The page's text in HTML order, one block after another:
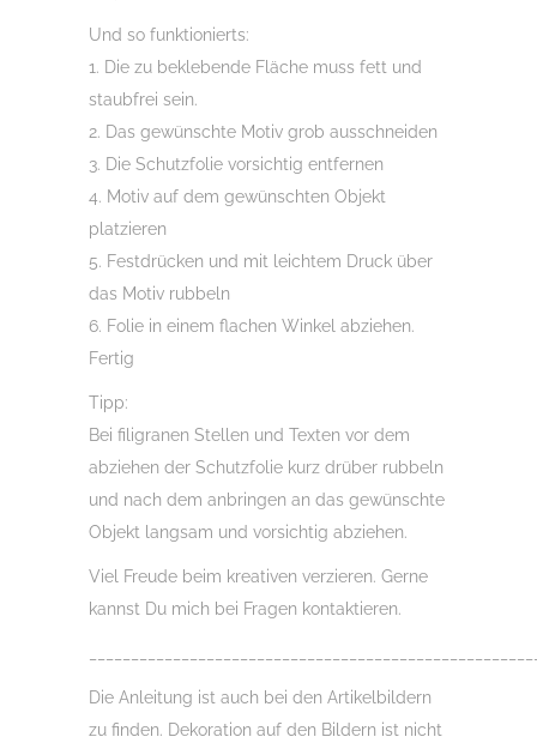
Und so funktionierts:
1. Die zu beklebende Fläche muss fett und
staubfrei sein.
2. Das gewünschte Motiv grob ausschneiden
3. Die Schutzfolie vorsichtig entfernen
4. Motiv auf dem gewünschten Objekt
platzieren
5. Festdrücken und mit leichtem Druck über
das Motiv rubbeln
6. Folie in einem flachen Winkel abziehen.
Fertig
Tipp:
Bei filigranen Stellen und Texten vor dem
abziehen der Schutzfolie kurz drüber rubbeln
und nach dem anbringen an das gewünschte
Objekt langsam und vorsichtig abziehen.
Viel Freude beim kreativen verzieren. Gerne
kannst Du mich bei Fragen kontaktieren.
Die Anleitung ist auch bei den Artikelbildern
zu finden. Dekoration auf den Bildern ist nicht